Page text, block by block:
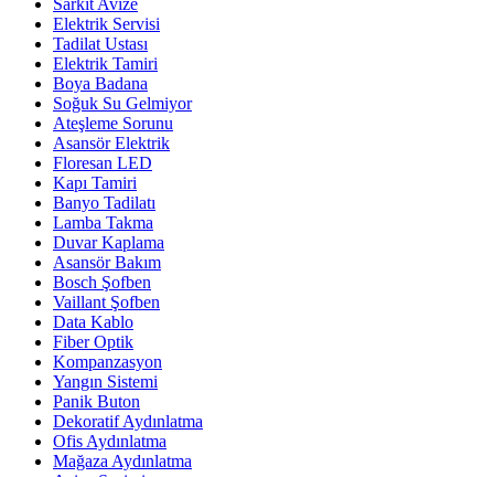
Elektrik Servisi
Tadilat Ustası
Elektrik Tamiri
Boya Badana
Soğuk Su Gelmiyor
Ateşleme Sorunu
Asansör Elektrik
Floresan LED
Kapı Tamiri
Banyo Tadilatı
Lamba Takma
Duvar Kaplama
Asansör Bakım
Bosch Şofben
Vaillant Şofben
Data Kablo
Fiber Optik
Kompanzasyon
Yangın Sistemi
Panik Buton
Dekoratif Aydınlatma
Ofis Aydınlatma
Mağaza Aydınlatma